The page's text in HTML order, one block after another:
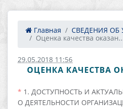
Главная
СВЕДЕНИЯ ОБ
Оценка качества
29.05.2018 11:56
ОЦЕНКА КАЧЕСТВА
1. ДОСТУПНОСТЬ И
О ДЕЯТЕЛЬНОСТИ